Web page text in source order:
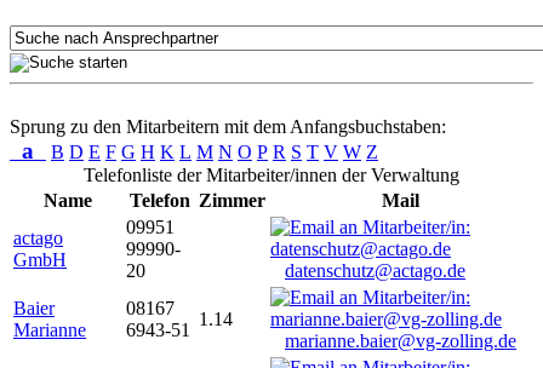
Sprung zu den Mitarbeitern mit dem Anfangsbuchstaben:
a B D E F G H K L M N O P R S T V W Z
Telefonliste der Mitarbeiter/innen der Verwaltung
Name
Telefon Zimmer
Mail
actago
GmbH
09951
99990-
20
datenschutz@actago.de
Baier
Marianne
08167
6943-51
1.14
marianne.baier@vg-zolling.de